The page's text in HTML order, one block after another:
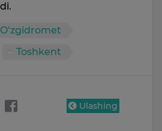
O‘zgidromet
Toshkent
Ulashing